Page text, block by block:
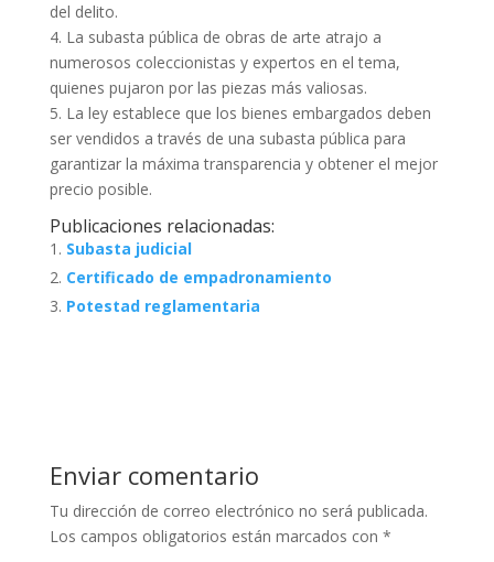
del delito.
4. La subasta pública de obras de arte atrajo a
numerosos coleccionistas y expertos en el tema,
quienes pujaron por las piezas más valiosas.
5. La ley establece que los bienes embargados deben
ser vendidos a través de una subasta pública para
garantizar la máxima transparencia y obtener el mejor
precio posible.
Publicaciones relacionadas:
Subasta judicial
Certificado de empadronamiento
Potestad reglamentaria
Enviar comentario
Tu dirección de correo electrónico no será publicada.
Los campos obligatorios están marcados con *